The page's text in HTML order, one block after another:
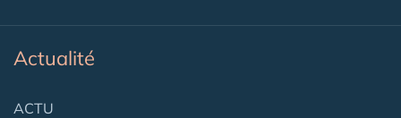
Actualité
ACTU